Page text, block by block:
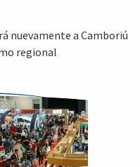
nuevamente a Camboriú
regional